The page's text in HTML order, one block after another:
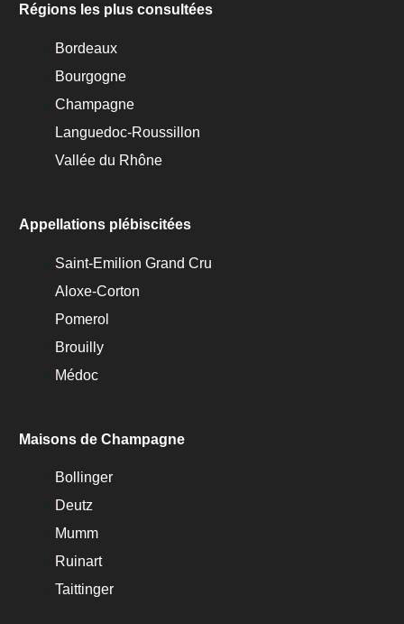
Régions les plus consultées
Bordeaux
Bourgogne
Champagne
Languedoc-Roussillon
Vallée du Rhône
Appellations plébiscitées
Saint-Emilion Grand Cru
Aloxe-Corton
Pomerol
Brouilly
Médoc
Maisons de Champagne
Bollinger
Deutz
Mumm
Ruinart
Taittinger